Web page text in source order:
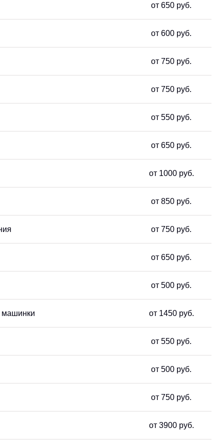
от 650 руб.
от 600 руб.
от 750 руб.
от 750 руб.
от 550 руб.
от 650 руб.
от 1000 руб.
от 850 руб.
от 750 руб.
от 650 руб.
от 500 руб.
машинки от 1450 руб.
от 550 руб.
от 500 руб.
от 750 руб.
от 3900 руб.